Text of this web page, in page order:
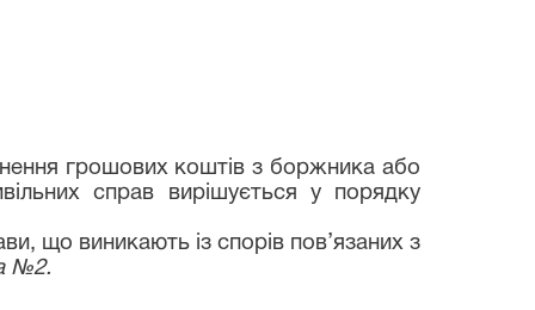
грошових коштів з боржника або
справ вирішується у порядку
що виникають із спорів пов’язаних з
№2.